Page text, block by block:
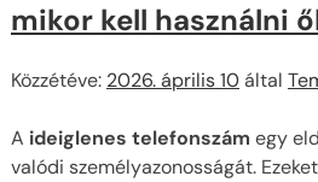
mikor kell használni
Közzétéve: 2026. április 10által
A ideiglenes telefonszám egy
valódi személyazonosságát.